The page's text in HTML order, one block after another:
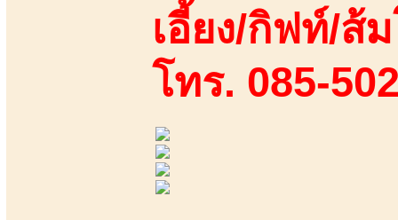
เอี้ยง/กิฟท์/ส้
โทร. 085-